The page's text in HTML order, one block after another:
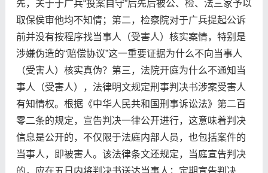
先，关于于广兵“投案自守”后先后被公、检、法三家予以
取保侯审他均不知情；第二，检察院对于广兵提起公诉
前并没有按程序找当事人（受害人）核实案情，特别是
涉嫌伪造的“赔偿协议”这一重要证据为什么不向当事人
（受害人）核实真伪？第三，法院开庭为什么不通知当
事人（受害人），法律明文规定‌刑事判决书涉案受害人
有知情权‌。根据《中华人民共和国刑事诉讼法》第二百
零二条的规定，宣告判决一律公开进行，这意味着判决
信息是公开的，不仅限于法庭内部人员，也包括案件的
当事人，即被害人。该法律条文还规定，当庭宣告判决